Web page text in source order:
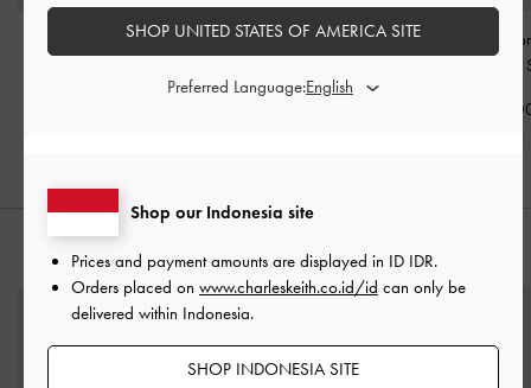
Tas Bahu Chain-Accent
Tas Bahu Panelled Bow
Tas Bahu Two-
Sahara
PADUKAN DENGAN
Shop our Indonesia site
Prices and payment amounts are displayed in ID IDR.
Orders placed on www.charleskeith.co.id/id can only be
delivered within Indonesia.
SHOP INDONESIA SITE
SHOP UNITED STATES OF AMERICA SITE
Preferred Language: